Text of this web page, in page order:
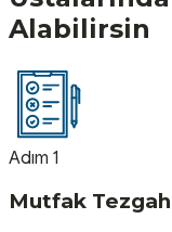
Alabilirsin
Adım 1
Mutfak